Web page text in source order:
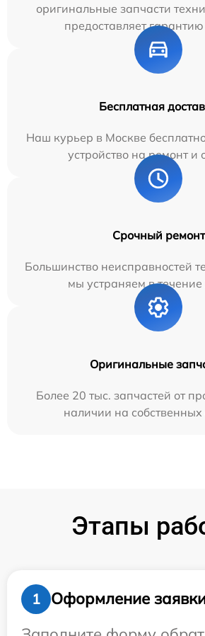
оригинальные запчасти
предоставляет гарантию
Бесплатная
Наш курьер в Москве
устройство на ремонт и
Срочный ремонт
Большинство неисправностей
мы устраняем в течение
Оригинальные
Более 20 тыс. запчастей от
наличии на собственных
Этапы
1
Оформление